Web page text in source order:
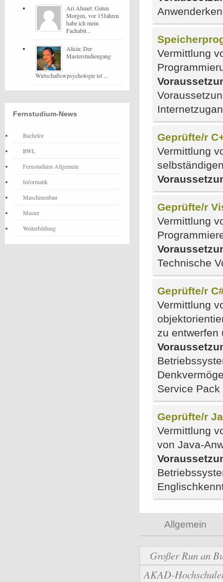
Vermittlung
Geprüfte/r
Vermittlung
Geprüfte/r
Vermittlung
Technische
Geprüfte/r
Vermittlung
zu entwerfen
Service
Geprüfte/r
Vermittlung
von Java-
Allgemein
Großer Run an
AKAD-
Ari Ahmet: Guten
Morgen, vor 15Jahren
habe ich mein
Fachabit...
Alicia: Der
Masterstudiengang
Wirtschaftswpsychologie ist ...
Fernstudium-News
Bachelor
BWL
Fernstudium Allgemein
Informatik
Maschinenbau
Master
Weiterbildung